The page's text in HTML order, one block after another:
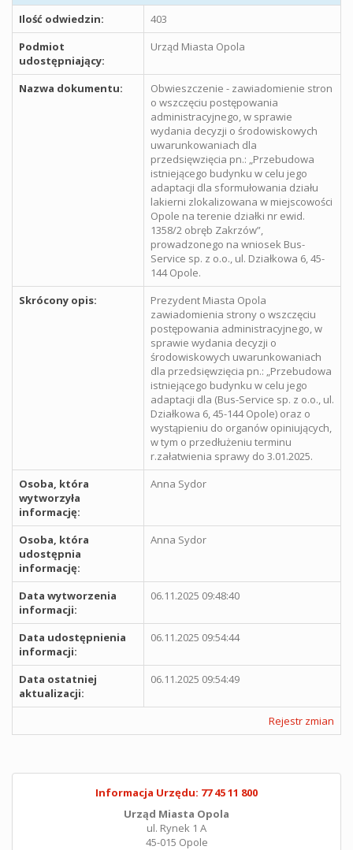
Ilość odwiedzin:
403
Podmiot
udostępniający:
Urząd Miasta Opola
Nazwa dokumentu:
Obwieszczenie - zawiadomienie stron
o wszczęciu postępowania
administracyjnego, w sprawie
wydania decyzji o środowiskowych
uwarunkowaniach dla
przedsięwzięcia pn.: „Przebudowa
istniejącego budynku w celu jego
adaptacji dla sformułowania działu
lakierni zlokalizowana w miejscowości
Opole na terenie działki nr ewid.
1358/2 obręb Zakrzów”,
prowadzonego na wniosek Bus-
Service sp. z o.o., ul. Działkowa 6, 45-
144 Opole.
Skrócony opis:
Prezydent Miasta Opola
zawiadomienia strony o wszczęciu
postępowania administracyjnego, w
sprawie wydania decyzji o
środowiskowych uwarunkowaniach
dla przedsięwzięcia pn.: „Przebudowa
istniejącego budynku w celu jego
adaptacji dla (Bus-Service sp. z o.o., ul.
Działkowa 6, 45-144 Opole) oraz o
wystąpieniu do organów opiniujących,
w tym o przedłużeniu terminu
r.załatwienia sprawy do 3.01.2025.
Osoba, która
wytworzyła
informację:
Anna Sydor
Osoba, która
udostępnia
informację:
Anna Sydor
Data wytworzenia
informacji:
06.11.2025 09:48:40
Data udostępnienia
informacji:
06.11.2025 09:54:44
Data ostatniej
aktualizacji:
06.11.2025 09:54:49
Rejestr zmian
Informacja Urzędu: 77 45 11 800
Urząd Miasta Opola
ul. Rynek 1 A
45-015 Opole